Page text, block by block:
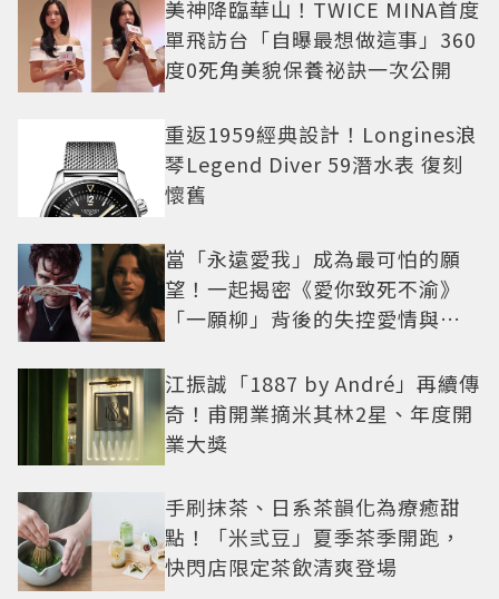
美神降臨華山！TWICE MINA首度
單飛訪台「自曝最想做這事」360
度0死角美貌保養祕訣一次公開
重返1959經典設計！Longines浪
琴Legend Diver 59潛水表 復刻
懷舊
當「永遠愛我」成為最可怕的願
望！一起揭密《愛你致死不渝》
「一願柳」背後的失控愛情與爆
江振誠「1887 by André」再續傳
奇！甫開業摘米其林2星、年度開
業大獎
手刷抹茶、日系茶韻化為療癒甜
點！「米弎豆」夏季茶季開跑，
快閃店限定茶飲清爽登場